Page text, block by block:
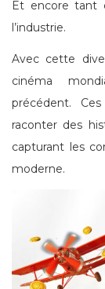
Et encore tant
l’industrie.
Avec cette
cinéma
précédent.
raconter des
capturant les
moderne.